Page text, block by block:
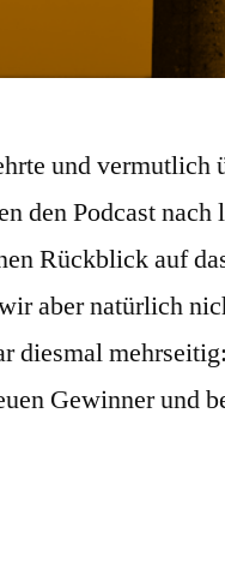
und vermutlich
den Podcast nach
Rückblick auf
aber natürlich
diesmal
Gewinner und